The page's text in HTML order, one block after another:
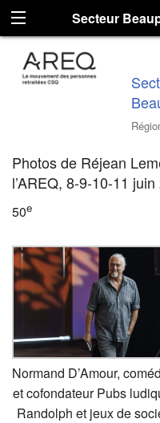
Secteur
Photos de Réjean
l’AREQ, 8-9-10-11
50e
Normand D’Amour,
et cofondateur Pubs
Randolph et jeux de